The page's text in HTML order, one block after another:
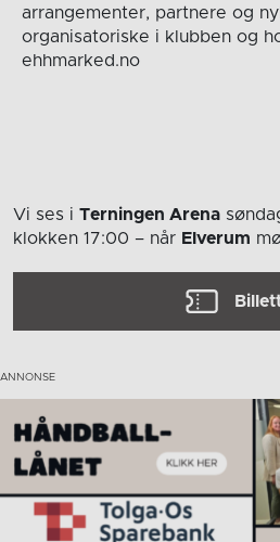
arrangementer, partnere og
organisatoriske i klubben og
ehhmarked.no
Vi ses i Terningen Arena
klokken 17:00 – når Elverum